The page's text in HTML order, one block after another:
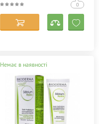
0
Немає в наявності